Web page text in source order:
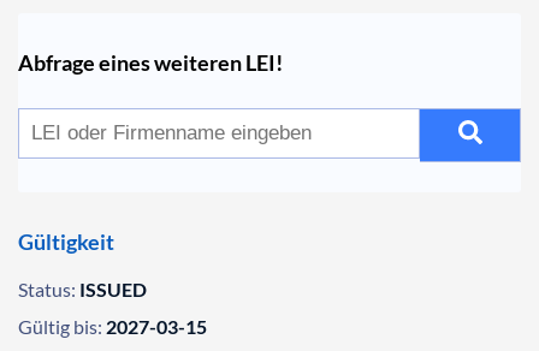
Abfrage eines weiteren LEI!
Gültigkeit
Status: ISSUED
Gültig bis: 2027-03-15